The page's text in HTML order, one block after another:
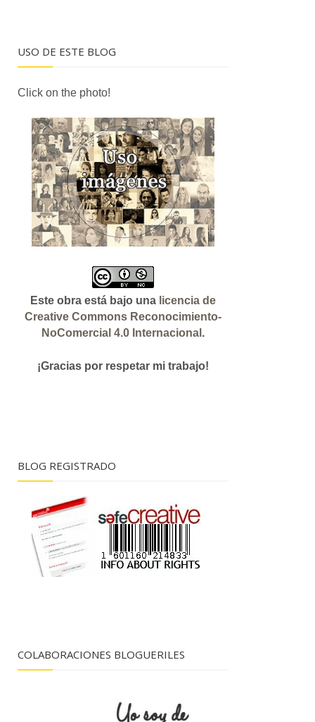
USO DE ESTE BLOG
Click on the photo!
Este obra está bajo una licencia de
Creative Commons Reconocimiento-
NoComercial 4.0 Internacional .
¡Gracias por respetar mi trabajo!
BLOG REGISTRADO
COLABORACIONES BLOGUERILES